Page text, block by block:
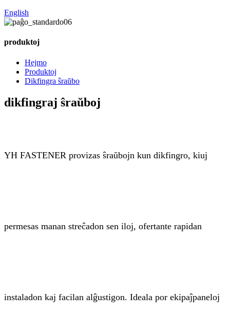
English
produktoj
Hejmo
Produktoj
Dikfingra ŝraŭbo
dikfingraj ŝraŭboj
YH FASTENER provizas ŝraŭbojn kun dikfingro, kiuj
permesas manan streĉadon sen iloj, ofertante rapidan
instaladon kaj facilan alĝustigon. Ideala por ekipaĵpaneloj